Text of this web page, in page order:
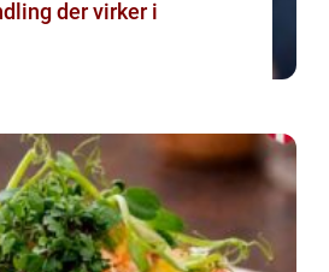
der virker i